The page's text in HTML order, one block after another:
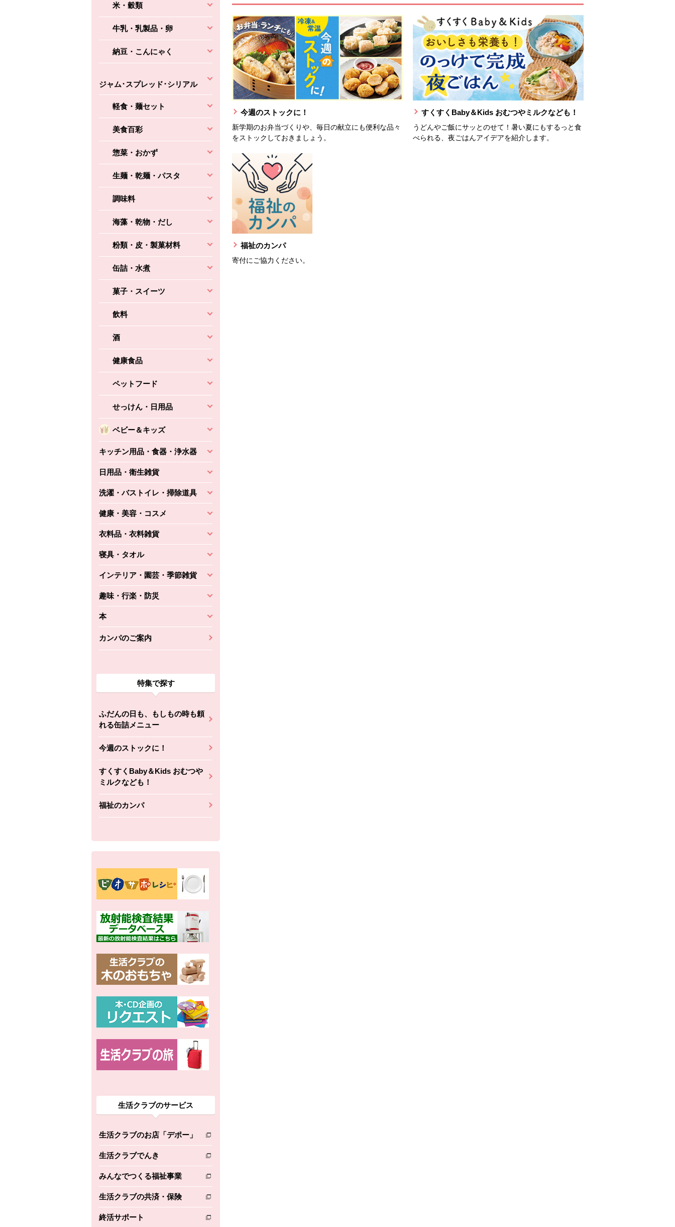
米・穀類
牛乳・乳製品・卵
納豆・こんにゃく
ジャム･スプレッド･シリアル
軽食・麺セット
美食百彩
惣菜・おかず
生麺・乾麺・パスタ
調味料
海藻・乾物・だし
粉類・皮・製菓材料
缶詰・水煮
菓子・スイーツ
飲料
酒
健康食品
ペットフード
せっけん・日用品
ベビー＆キッズ
キッチン用品・食器・浄水器
日用品・衛生雑貨
洗濯・バストイレ・掃除道具
健康・美容・コスメ
衣料品・衣料雑貨
寝具・タオル
インテリア・園芸・季節雑貨
趣味・行楽・防災
本
カンパのご案内
特集で探す
ふだんの日も、もしもの時も頼
れる缶詰メニュー
今週のストックに！
すくすくBaby＆Kids おむつや
ミルクなども！
福祉のカンパ
生活クラブのサービス
生活クラブのお店「デポー」
別のウィンドウで開きます。
生活クラブでんき
別のウィンドウで開きます。
みんなでつくる福祉事業
別のウィンドウで開きます。
生活クラブの共済・保険
別のウィンドウで開きます。
終活サポート
別のウィンドウで開きます。
今週のストックに！
新学期のお弁当づくりや、毎日の献立にも便利な品々
をストックしておきましょう。
すくすくBaby＆Kids おむつやミルクなども！
うどんやご飯にサッとのせて！暑い夏にもするっと食
べられる、夜ごはんアイデアを紹介します。
福祉のカンパ
寄付にご協力ください。